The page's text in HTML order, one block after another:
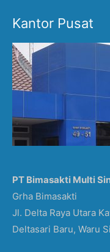
Kantor Pusat
PT Bimasakti Multi
Grha Bimasakti
Jl. Delta Raya Utara
Deltasari Baru, Waru